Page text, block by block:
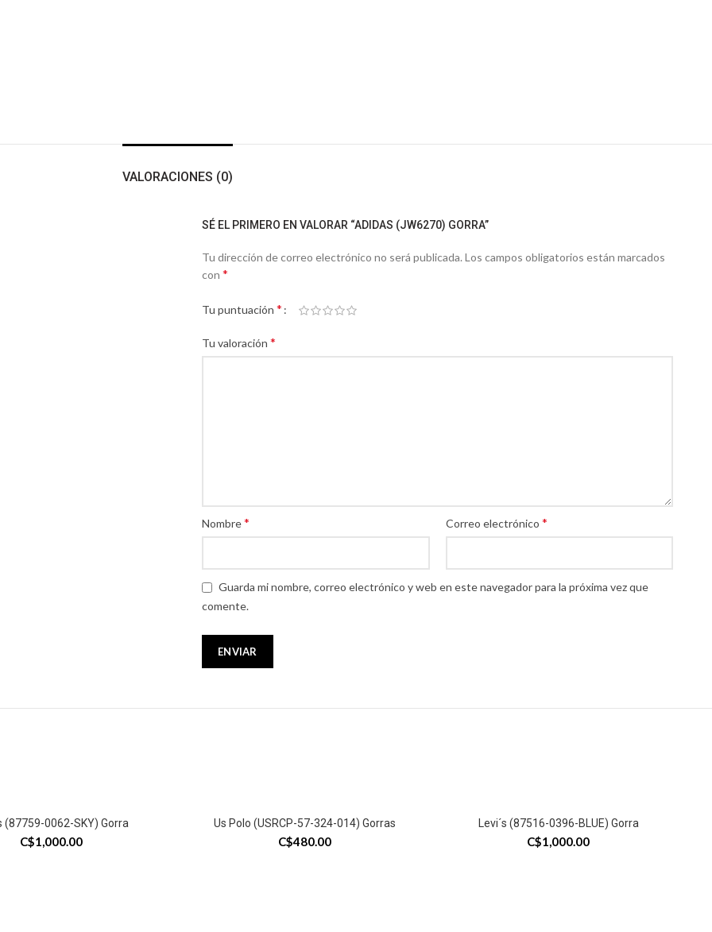
VALORACIONES (0)
SÉ EL PRIMERO EN VALORAR “ADIDAS (JW6270) GORRA”
Tu dirección de correo electrónico no será publicada. Los campos obligatorios están marcados
con *
Tu puntuación *
Tu valoración *
Nombre* Correo electrónico *
Guarda mi nombre, correo electrónico y web en este navegador para la próxima vez que
comente.
(87759-0062-SKY) Gorra
C$1,000.00
Us Polo (USRCP-57-324-014) Gorras
C$480.00
Levi´s (87516-0396-BLUE) Gorra
C$1,000.00